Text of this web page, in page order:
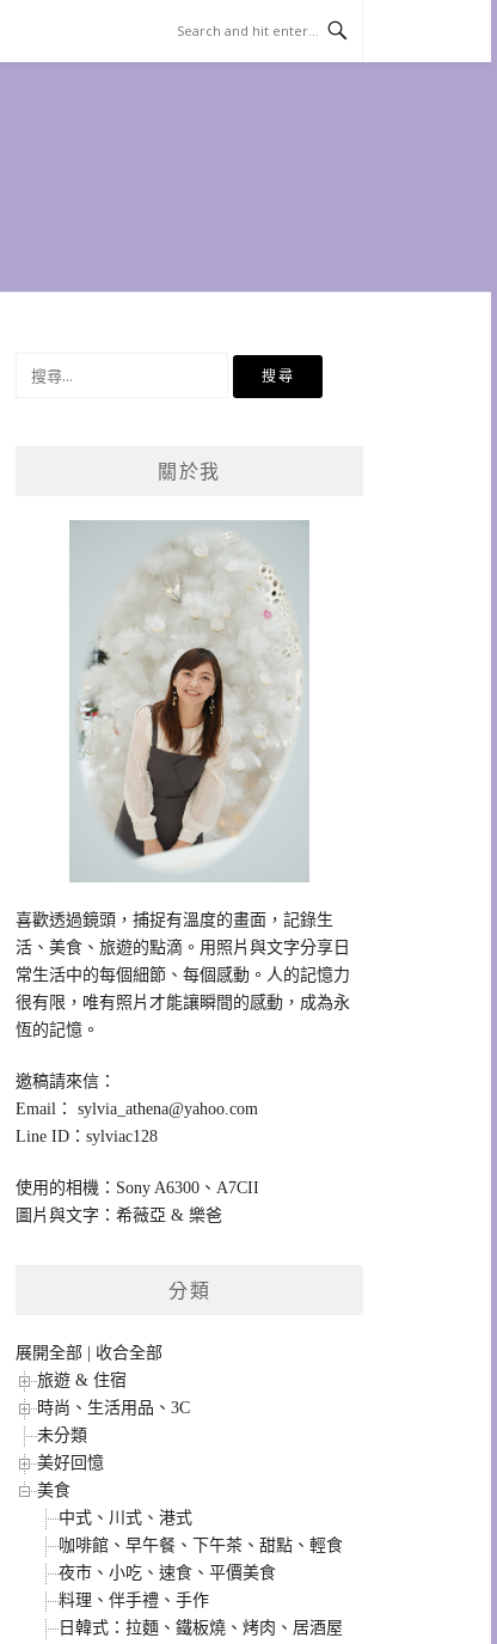
關於我
喜歡透過鏡頭，捕捉有溫度的畫面，記錄生
活、美食、旅遊的點滴。用照片與文字分享日
常生活中的每個細節、每個感動。人的記憶力
很有限，唯有照片才能讓瞬間的感動，成為永
恆的記憶。
邀稿請來信：
Email：
sylvia_athena@yahoo.com
Line ID：sylviac128
使用的相機：Sony A6300、A7CII
圖片與文字：希薇亞 & 樂爸
分類
展開全部
收合全部
旅遊 & 住宿
時尚、生活用品、3C
未分類
美好回憶
美食
中式、川式、港式
咖啡館、早午餐、下午茶、甜點、輕食
夜市、小吃、速食、平價美食
料理、伴手禮、手作
日韓式：拉麵、鐵板燒、烤肉、居酒屋